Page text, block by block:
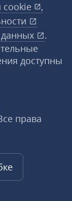
cookie
,
.
доступны
права